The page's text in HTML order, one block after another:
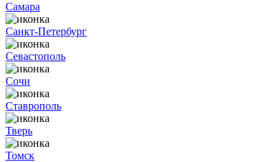
Самара
Санкт-Петербург
Севастополь
Сочи
Ставрополь
Тверь
Томск